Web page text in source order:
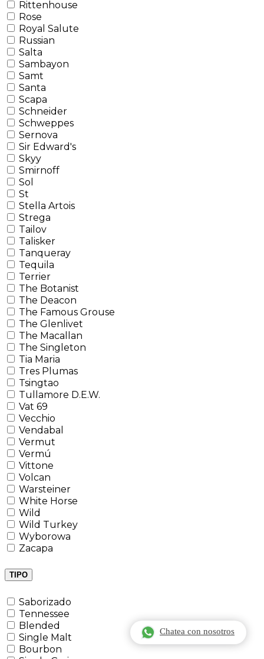
Chatea con nosotros
Rittenhouse
Rose
Royal Salute
Russian
Salta
Sambayon
Samt
Santa
Scapa
Schneider
Schweppes
Sernova
Sir Edward's
Skyy
Smirnoff
Sol
St
Stella Artois
Strega
Tailov
Talisker
Tanqueray
Tequila
Terrier
The Botanist
The Deacon
The Famous Grouse
The Glenlivet
The Macallan
The Singleton
Tia Maria
Tres Plumas
Tsingtao
Tullamore D.E.W.
Vat 69
Vecchio
Vendabal
Vermut
Vermú
Vittone
Volcan
Warsteiner
White Horse
Wild
Wild Turkey
Wyborowa
Zacapa
TIPO
Saborizado
Tennessee
Blended
Single Malt
Bourbon